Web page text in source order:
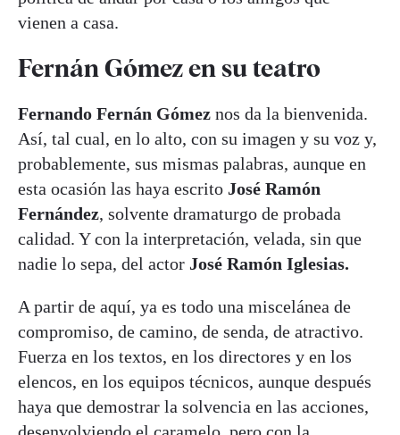
vienen a casa.
Fernán Gómez en su teatro
Fernando Fernán Gómez nos da la bienvenida.
Así, tal cual, en lo alto, con su imagen y su voz y,
probablemente, sus mismas palabras, aunque en
esta ocasión las haya escrito José Ramón
Fernández, solvente dramaturgo de probada
calidad. Y con la interpretación, velada, sin que
nadie lo sepa, del actor José Ramón Iglesias.
A partir de aquí, ya es todo una miscelánea de
compromiso, de camino, de senda, de atractivo.
Fuerza en los textos, en los directores y en los
elencos, en los equipos técnicos, aunque después
haya que demostrar la solvencia en las acciones,